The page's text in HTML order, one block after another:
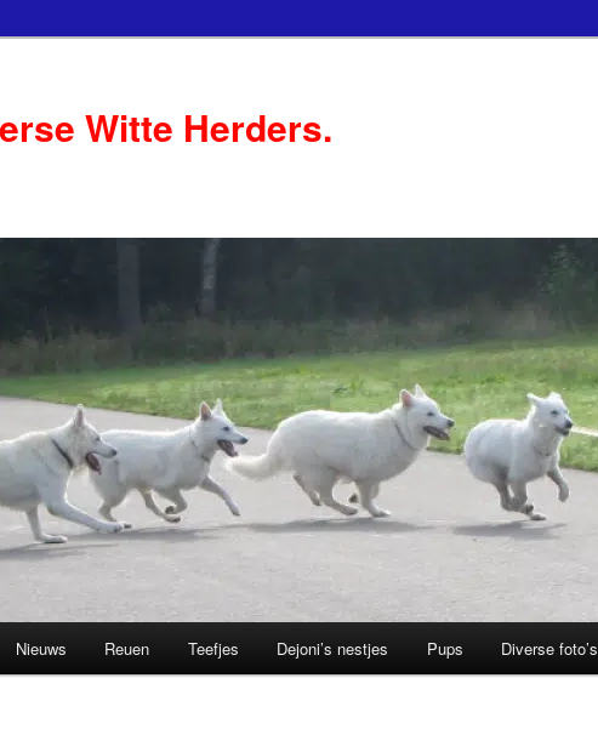
Witte Herders.
Nieuws Reuen Teefjes Dejoni’s nestjes Pups Diverse foto’s